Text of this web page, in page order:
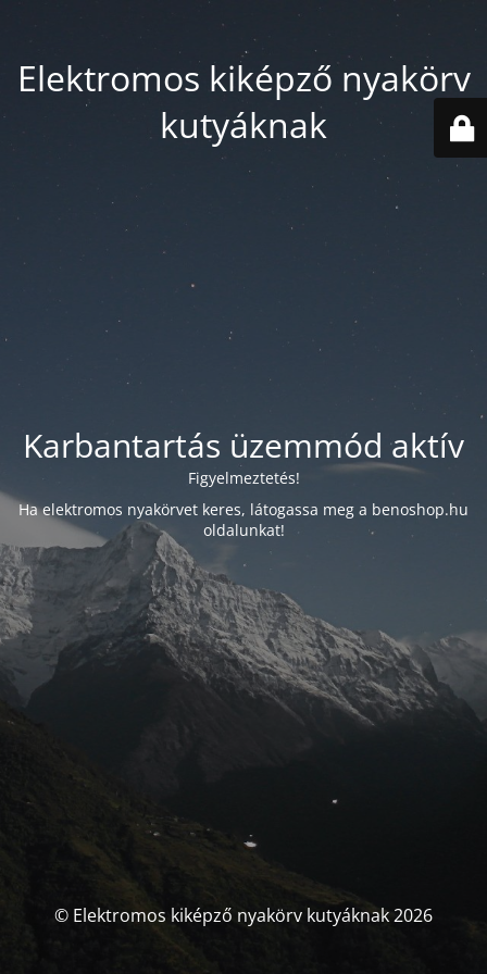
Elektromos kiképző nyakörv
kutyáknak
Karbantartás üzemmód aktív
Figyelmeztetés!
Ha elektromos nyakörvet keres, látogassa meg a benoshop.hu
oldalunkat!
© Elektromos kiképző nyakörv kutyáknak 2026